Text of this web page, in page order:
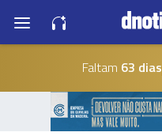
Faltam 63 dias